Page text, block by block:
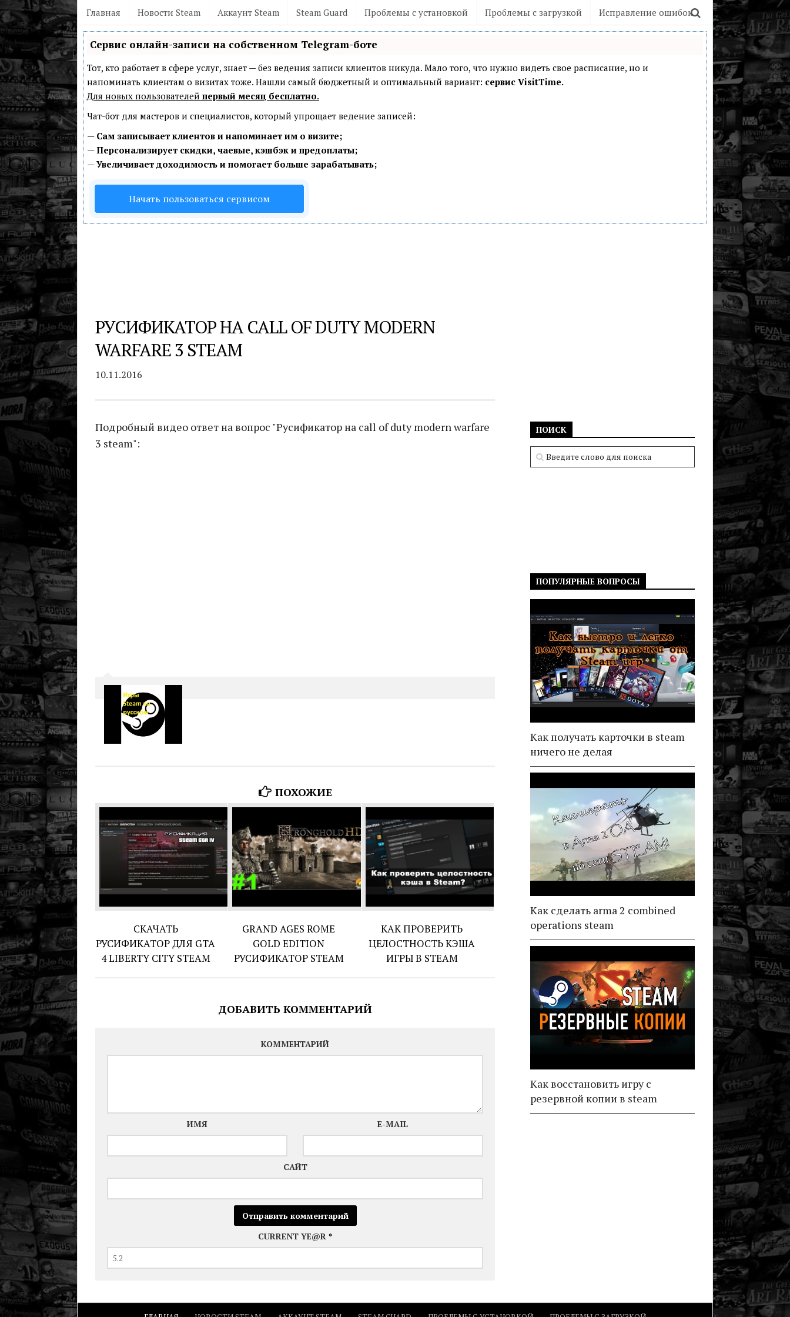
Главная Новости Steam Аккаунт Steam Steam Guard Проблемы с установкой Проблемы с загрузкой Исправление ошибок
Сервис онлайн-записи на собственном Telegram-боте
Тот, кто работает в сфере услуг, знает — без ведения записи клиентов никуда. Мало того, что нужно видеть свое расписание, но и
напоминать клиентам о визитах тоже. Нашли самый бюджетный и оптимальный вариант: сервис VisitTime.
Для новых пользователей первый месяц бесплатно.
Чат-бот для мастеров и специалистов, который упрощает ведение записей:
— Сам записывает клиентов и напоминает им о визите;
—Персонализирует скидки, чаевые, кэшбэк и предоплаты;
—Увеличивает доходимость и помогает больше зарабатывать;
Начать пользоваться сервисом
РУСИФИКАТОР НА CALL OF DUTY MODERN
WARFARE 3 STEAM
10.11.2016
Подробный видео ответ на вопрос "Русификатор на call of duty modern warfare
3 steam":
ПОХОЖИЕ
СКАЧАТЬ
РУСИФИКАТОР ДЛЯ GTA
4 LIBERTY CITY STEAM
GRAND AGES ROME
GOLD EDITION
РУСИФИКАТОР STEAM
КАК ПРОВЕРИТЬ
ЦЕЛОСТНОСТЬ КЭША
ИГРЫ В STEAM
ДОБАВИТЬ КОММЕНТАРИЙ
КОММЕНТАРИЙ
ИМЯ E-MAIL
САЙТ
CURRENT YE@R *
ПОИСК
ПОПУЛЯРНЫЕ ВОПРОСЫ
Как получать карточки в steam
ничего не делая
Как сделать arma 2 combined
operations steam
Как восстановить игру с
резервной копии в steam